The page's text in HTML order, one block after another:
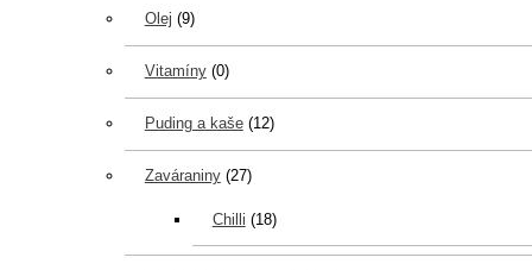
Olej (9)
Vitamíny (0)
Puding a kaše (12)
Zaváraniny (27)
Chilli (18)